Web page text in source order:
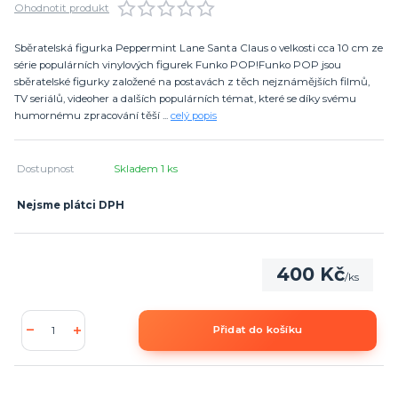
Ohodnotit produkt
Sběratelská figurka Peppermint Lane Santa Claus o velkosti cca 10 cm ze
série populárních vinylových figurek Funko POP!Funko POP jsou
sběratelské figurky založené na postavách z těch nejznámějších filmů,
TV seriálů, videoher a dalších populárních témat, které se díky svému
humornému zpracování těší ... celý popis
Dostupnost Skladem 1 ks
Nejsme plátci DPH
400 Kč/ks
Přidat do košíku